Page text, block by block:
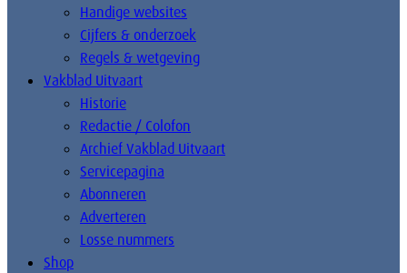
Handige websites
Cijfers & onderzoek
Regels & wetgeving
Vakblad Uitvaart
Historie
Redactie / Colofon
Archief Vakblad Uitvaart
Servicepagina
Abonneren
Adverteren
Losse nummers
Shop